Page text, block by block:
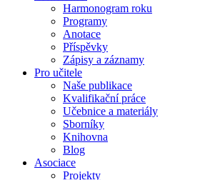
Harmonogram roku
Programy
Anotace
Příspěvky
Zápisy a záznamy
Pro učitele
Naše publikace
Kvalifikační práce
Učebnice a materiály
Sborníky
Knihovna
Blog
Asociace
Projekty